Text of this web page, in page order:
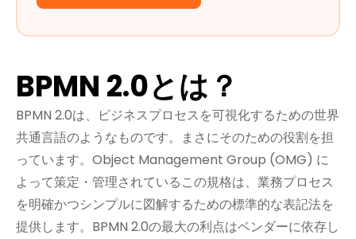
BPMN 2.0とは？
BPMN 2.0は、ビジネスプロセスを可視化するための世界
共通言語のようなものです。まさにそのための役割を担
っています。Object Management Group (OMG) に
よって策定・管理されているこの規格は、業務プロセス
を明確かつシンプルに図解するための標準的な表記法を
提供します。BPMN 2.0の最大の利点はベンダーに依存し